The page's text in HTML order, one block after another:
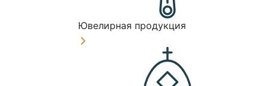
Ювелирная продукция